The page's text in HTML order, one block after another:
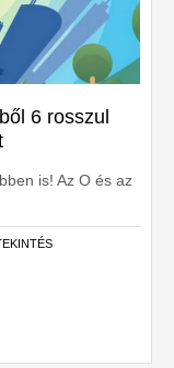
6 rosszul
is! Az O és az